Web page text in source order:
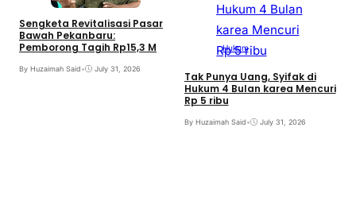
Sengketa Revitalisasi Pasar
Bawah Pekanbaru:
Pemborong Tagih Rp15,3 M
By Huzaimah Said• July 31, 2026
Hukum
Tak Punya Uang, Syifak di
Hukum 4 Bulan karea Mencuri
Rp 5 ribu
By Huzaimah Said• July 31, 2026